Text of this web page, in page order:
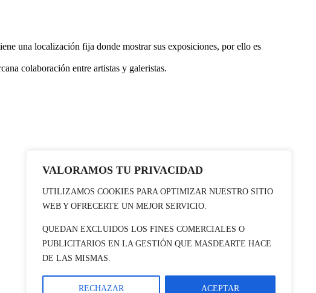
VALORAMOS TU PRIVACIDAD
UTILIZAMOS COOKIES PARA OPTIMIZAR NUESTRO SITIO
WEB Y OFRECERTE UN MEJOR SERVICIO.
QUEDAN EXCLUIDOS LOS FINES COMERCIALES O
PUBLICITARIOS EN LA GESTIÓN QUE MASDEARTE HACE
DE LAS MISMAS.
RECHAZAR ACEPTAR
una localización fija donde mostrar sus exposiciones, por ello es
colaboración entre artistas y galeristas.